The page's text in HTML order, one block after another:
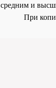
средним и
При